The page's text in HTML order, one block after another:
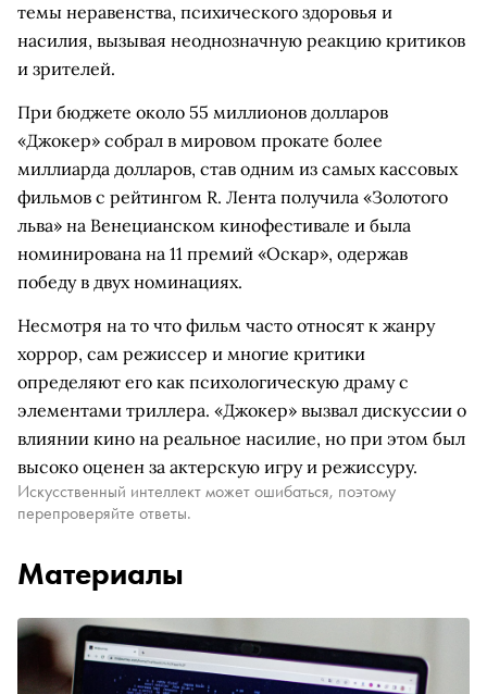
темы неравенства, психического здоровья и
насилия, вызывая неоднозначную реакцию критиков
и зрителей.
При бюджете около 55 миллионов долларов
«Джокер» собрал в мировом прокате более
миллиарда долларов, став одним из самых кассовых
фильмов с рейтингом R. Лента получила «Золотого
льва» на Венецианском кинофестивале и была
номинирована на 11 премий «Оскар», одержав
победу в двух номинациях.
Несмотря на то что фильм часто относят к жанру
хоррор, сам режиссер и многие критики
определяют его как психологическую драму с
элементами триллера. «Джокер» вызвал дискуссии о
влиянии кино на реальное насилие, но при этом был
высоко оценен за актерскую игру и режиссуру.
Искусственный интеллект может ошибаться, поэтому
перепроверяйте ответы.
Материалы